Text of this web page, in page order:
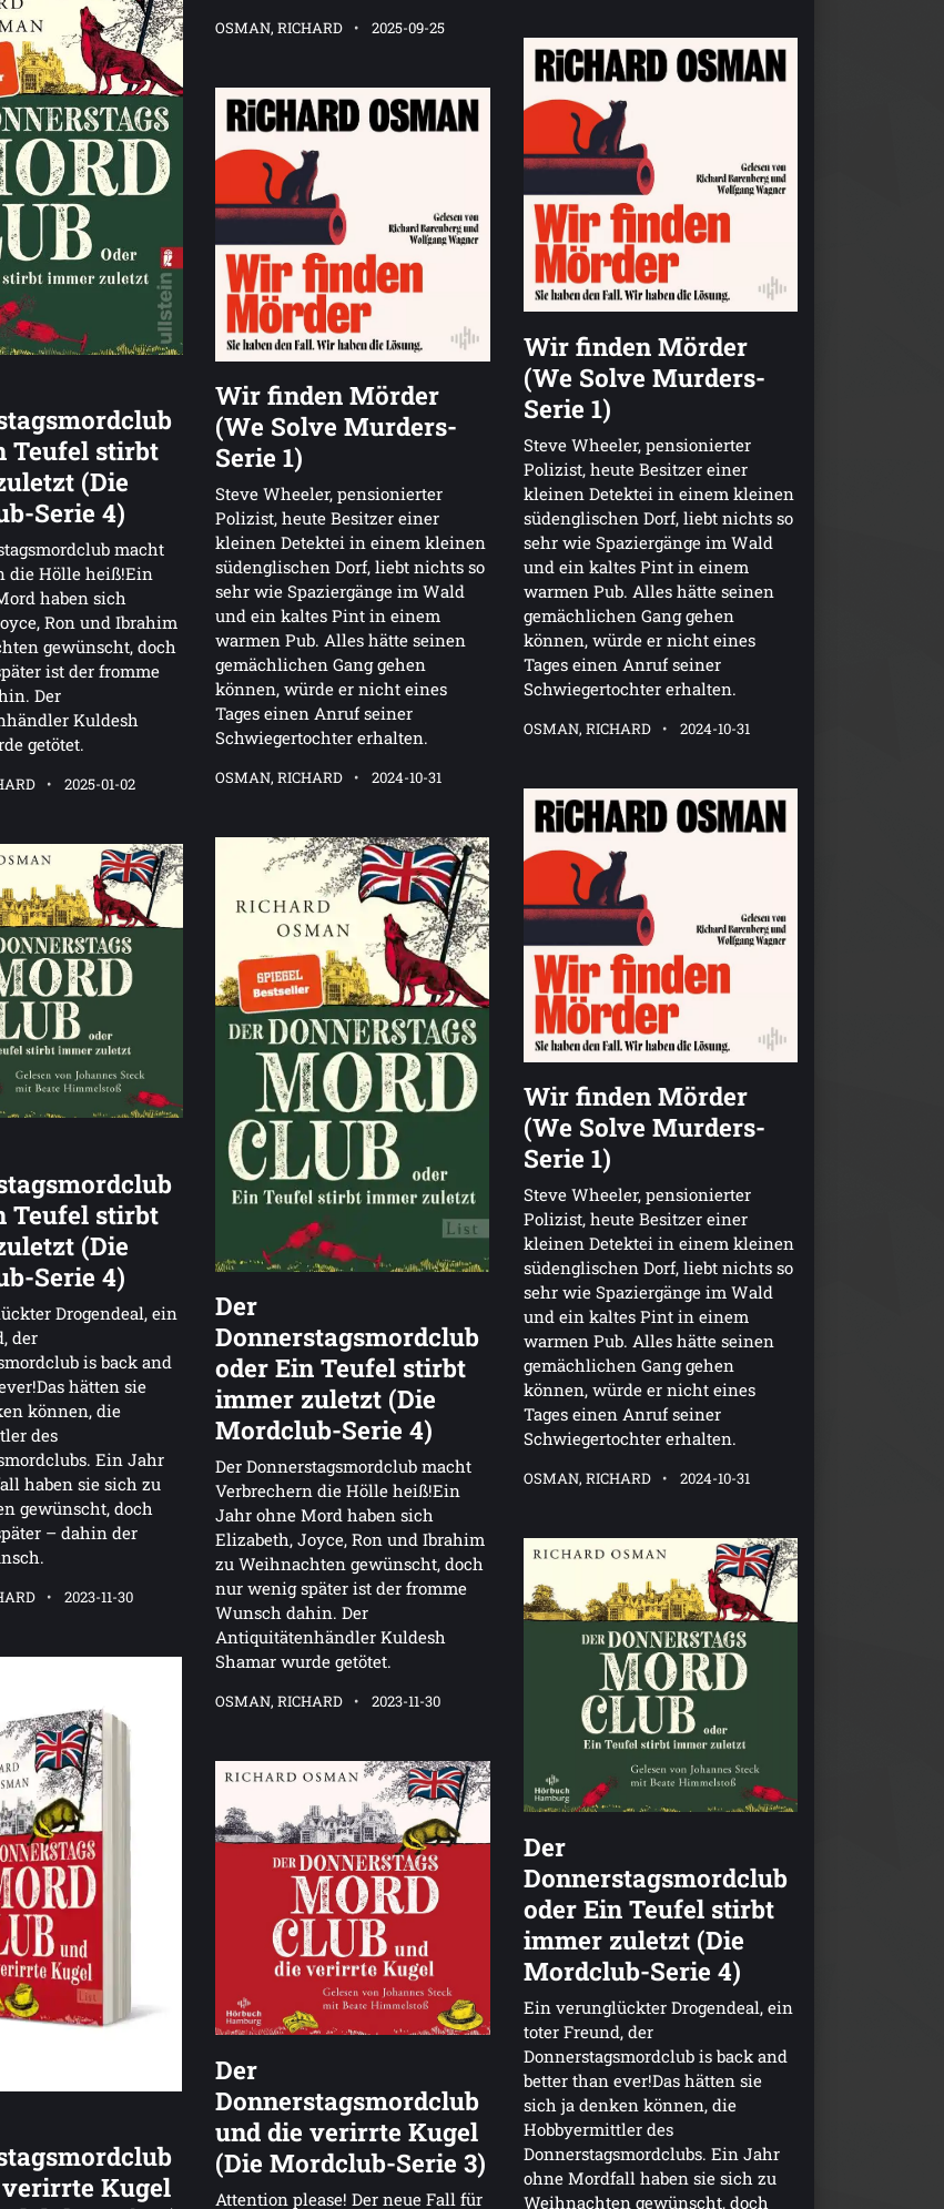
OSMAN, RICHARD 2025-09-25
Teufel stirbt
(Die
Serie 4)
macht
die Hölle heiß!Ein
haben sich
Ron und Ibrahim
gewünscht, doch
ist der fromme
Der
Kuldesh
getötet.
2025-01-02
Wir finden Mörder
(We Solve Murders-
Serie 1)
Steve Wheeler, pensionierter
Polizist, heute Besitzer einer
kleinen Detektei in einem kleinen
südenglischen Dorf, liebt nichts so
sehr wie Spaziergänge im Wald
und ein kaltes Pint in einem
warmen Pub. Alles hätte seinen
gemächlichen Gang gehen
können, würde er nicht eines
Tages einen Anruf seiner
Schwiegertochter erhalten.
OSMAN, RICHARD 2024-10-31
Wir finden Mörder
(We Solve Murders-
Serie 1)
Steve Wheeler, pensionierter
Polizist, heute Besitzer einer
kleinen Detektei in einem kleinen
südenglischen Dorf, liebt nichts so
sehr wie Spaziergänge im Wald
und ein kaltes Pint in einem
warmen Pub. Alles hätte seinen
gemächlichen Gang gehen
können, würde er nicht eines
Tages einen Anruf seiner
Schwiegertochter erhalten.
OSMAN, RICHARD 2024-10-31
Wir finden Mörder
(We Solve Murders-
Serie 1)
Steve Wheeler, pensionierter
Polizist, heute Besitzer einer
kleinen Detektei in einem kleinen
südenglischen Dorf, liebt nichts so
sehr wie Spaziergänge im Wald
und ein kaltes Pint in einem
warmen Pub. Alles hätte seinen
gemächlichen Gang gehen
können, würde er nicht eines
Tages einen Anruf seiner
Schwiegertochter erhalten.
OSMAN, RICHARD 2024-10-31
Der
Donnerstagsmordclub
oder Ein Teufel stirbt
immer zuletzt (Die
Mordclub-Serie 4)
Der Donnerstagsmordclub macht
Verbrechern die Hölle heiß!Ein
Jahr ohne Mord haben sich
Elizabeth, Joyce, Ron und Ibrahim
zu Weihnachten gewünscht, doch
nur wenig später ist der fromme
Wunsch dahin. Der
Antiquitätenhändler Kuldesh
Shamar wurde getötet.
OSMAN, RICHARD 2023-11-30
Teufel stirbt
(Die
Serie 4)
Drogendeal, ein
der
is back and
hätten sie
können, die
des
Ein Jahr
haben sie sich zu
gewünscht, doch
– dahin der
2023-11-30
Der
Donnerstagsmordclub
oder Ein Teufel stirbt
immer zuletzt (Die
Mordclub-Serie 4)
Ein verunglückter Drogendeal, ein
toter Freund, der
Donnerstagsmordclub is back and
better than ever!Das hätten sie
sich ja denken können, die
Hobbyermittler des
Donnerstagsmordclubs. Ein Jahr
ohne Mordfall haben sie sich zu
Weihnachten gewünscht, doch
Kugel
Der
Donnerstagsmordclub
und die verirrte Kugel
(Die Mordclub-Serie 3)
Attention please! Der neue Fall für